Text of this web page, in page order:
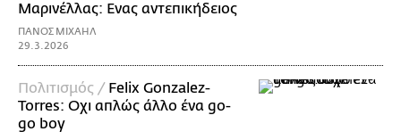
Μαρινέλλας: Ενας αντεπικήδειος
ΠΑΝΟΣ ΜΙΧΑΗΛ
29.3.2026
Πολιτισμός / Felix Gonzalez-
Torres: Οχι απλώς άλλο ένα go-
go boy